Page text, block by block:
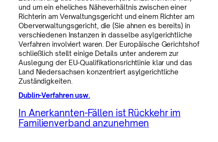
und um ein eheliches Näheverhältnis zwischen einer
Richterin am Verwaltungsgericht und einem Richter am
Oberverwaltungsgericht, die (Sie ahnen es bereits) in
verschiedenen Instanzen in dasselbe asylgerichtliche
Verfahren involviert waren. Der Europäische Gerichtshof
schließlich stellt einige Details unter anderem zur
Auslegung der EU-Qualifikationsrichtlinie klar und das
Land Niedersachsen konzentriert asylgerichtliche
Zuständigkeiten.
Dublin-Verfahren usw.
In Anerkannten-Fällen ist Rückkehr im
Familienverband anzunehmen